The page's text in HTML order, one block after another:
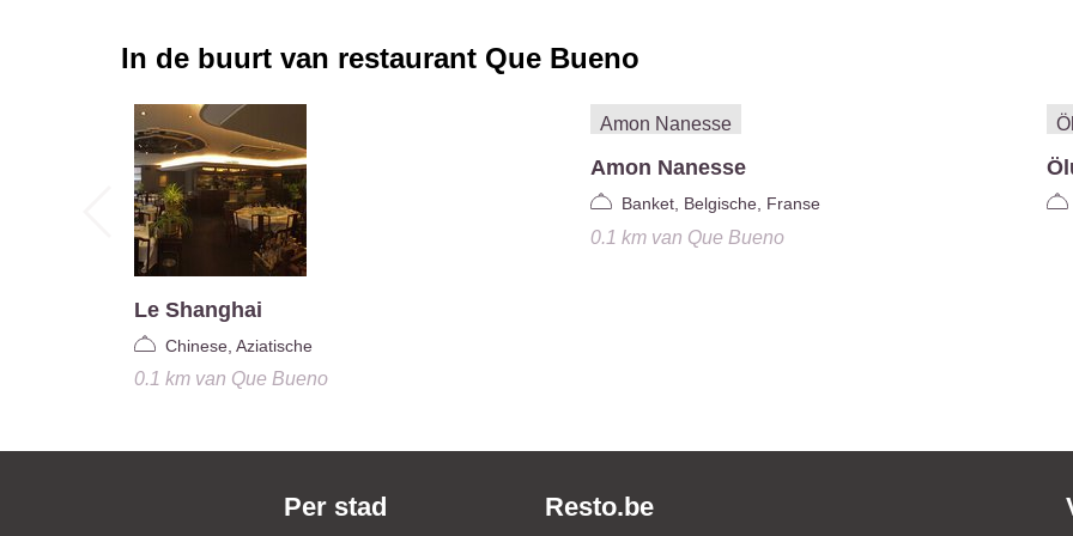
In de buurt van restaurant Que Bueno
Le Shanghai
Chinese, Aziatische
0.1 kmvan Que Bueno
Amon Nanesse
Banket, Belgische, Franse
0.1 kmvan Que Bueno
Per stad Resto.be